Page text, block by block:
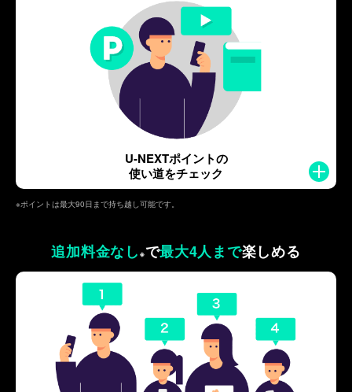
U-NEXTポイントの
使い道をチェック
※ポイントは最大90日まで持ち越し可能です。
追加料金なし ※で最大4人まで楽しめる